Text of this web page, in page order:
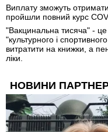
Виплату зможуть отримати
пройшли повний курс
"Вакцинальна тисяча" - це
"культурного і
витратити на книжки, а
ліки.